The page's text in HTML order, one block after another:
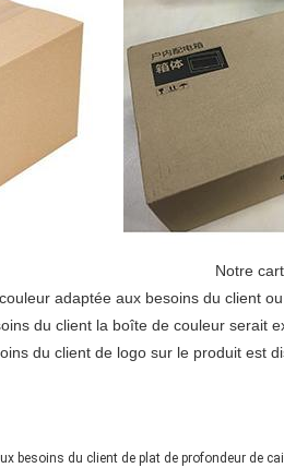
carton Notre carton
adaptée aux besoins du client
du client la boîte de couleur serait
du client de logo sur le produit est
besoins du client de plat de profondeur de